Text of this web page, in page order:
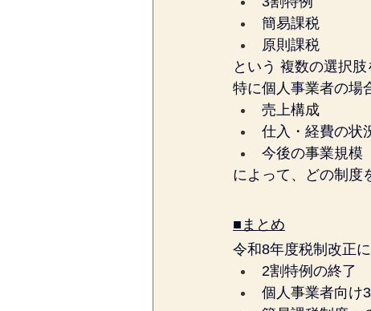
簡易課税
原則課税
という 複数の選択
特に個人事業者の場
売上構成
仕入・経費の状
今後の事業規模
によって、どの制度
■まとめ
令和8年度税制改正
2割特例の終了
個人事業者向け